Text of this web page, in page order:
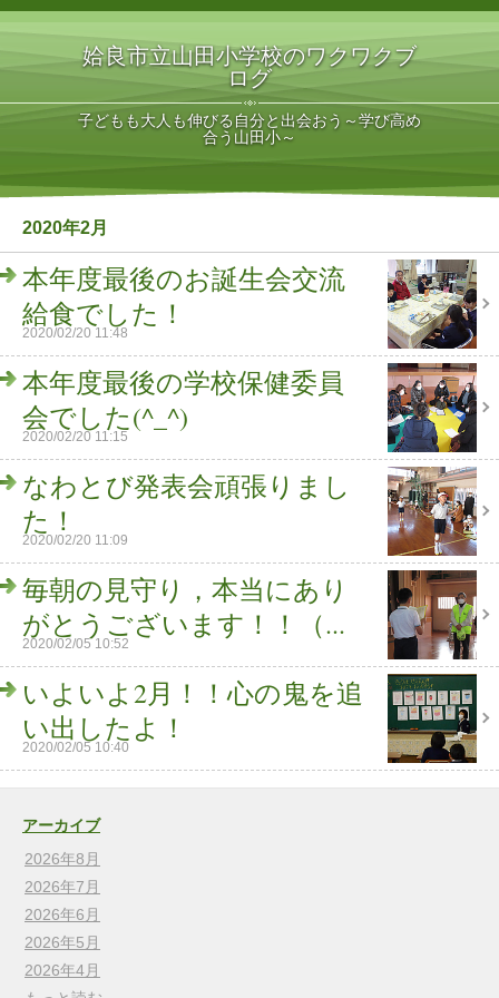
姶良市立山田小学校のワクワクブ
ログ
子どもも大人も伸びる自分と出会おう～学び高め
合う山田小～
2020年2月
本年度最後のお誕生会交流
給食でした！
2020/02/20 11:48
本年度最後の学校保健委員
会でした(^_^)
2020/02/20 11:15
なわとび発表会頑張りまし
た！
2020/02/20 11:09
毎朝の見守り，本当にあり
がとうございます！！（...
2020/02/05 10:52
いよいよ2月！！心の鬼を追
い出したよ！
2020/02/05 10:40
アーカイブ
2026年8月
2026年7月
2026年6月
2026年5月
2026年4月